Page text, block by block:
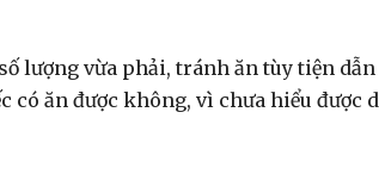
lượng vừa phải, tránh ăn tùy tiện
có ăn được không, vì chưa hiểu được